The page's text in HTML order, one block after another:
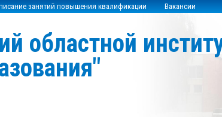
занятий повышения квалификации Вакансии
областной